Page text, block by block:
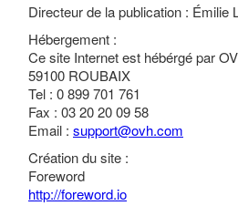
Directeur de la publication : Émilie
Hébergement :
Ce site Internet est hébérgé par
59100 ROUBAIX
Tel : 0 899 701 761
Fax : 03 20 20 09 58
Email : support@ovh.com
Création du site :
Foreword
http://foreword.io